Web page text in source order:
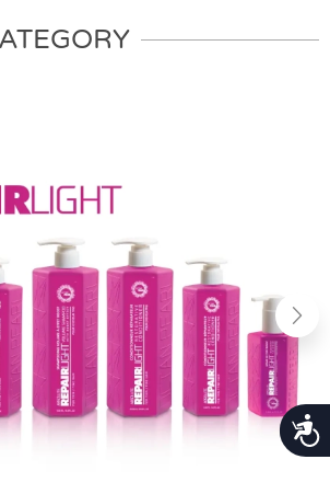
נגישות